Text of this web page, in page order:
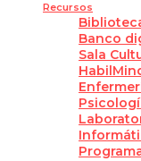
Recursos
Banco
Sala